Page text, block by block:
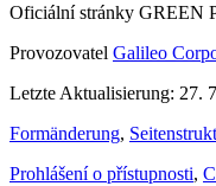
Oficiální stránky GREEN
Provozovatel Galileo
Letzte Aktualisierung: 27.
Formänderung,
Prohlášení o přístupnosti,